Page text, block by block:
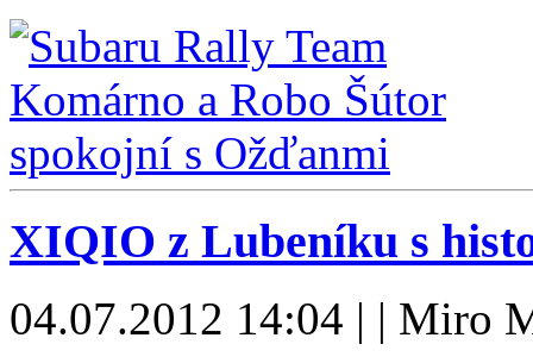
XIQIO z Lubeníku s
04.07.2012 14:04 | | Miro